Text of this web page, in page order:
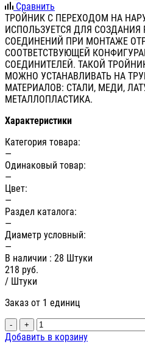
Сравнить
ТРОЙНИК С ПЕРЕХОДОМ НА
ИСПОЛЬЗУЕТСЯ ДЛЯ
СОЕДИНЕНИЙ ПРИ МОНТАЖЕ
СООТВЕТСТВУЮЩЕЙ
СОЕДИНИТЕЛЕЙ. ТАКОЙ
МОЖНО УСТАНАВЛИВАТЬ НА
МАТЕРИАЛОВ: СТАЛИ, МЕДИ,
МЕТАЛЛОПЛАСТИКА.
Характеристики
Категория товара:
—
Одинаковый товар:
—
Цвет:
—
Раздел каталога:
—
Диаметр условный:
—
В наличии : 28 Штуки
218 руб.
/ Штуки
Заказ от 1 единиц
- +
Добавить в корзину